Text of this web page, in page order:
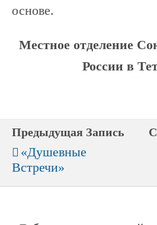
основе.
Местное отделение
России в
Предыдущая Запись
«Душевные
Встречи»